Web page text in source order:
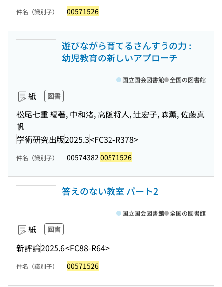
件名（識別子） 00571526
遊びながら育てるさんすうの力 :
幼児教育の新しいアプローチ
紙 図書
松尾七重 編著, 中和渚, 高阪将人, 辻宏子, 森薫, 佐藤真
帆
学術研究出版2025.3<FC32-R378>
国立国会図書館 全国の図書館
件名（識別子） 00574382 00571526
答えのない教室 パート2
紙 図書
新評論2025.6<FC88-R64>
国立国会図書館 全国の図書館
件名（識別子） 00571526